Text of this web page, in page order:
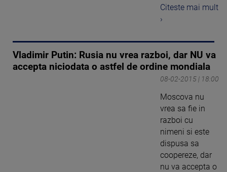
Citeste mai mult
›
Vladimir Putin: Rusia nu vrea razboi, dar NU va
accepta niciodata o astfel de ordine mondiala
08-02-2015 | 18:00
Moscova nu
vrea sa fie in
razboi cu
nimeni si este
dispusa sa
coopereze, dar
nu va accepta o